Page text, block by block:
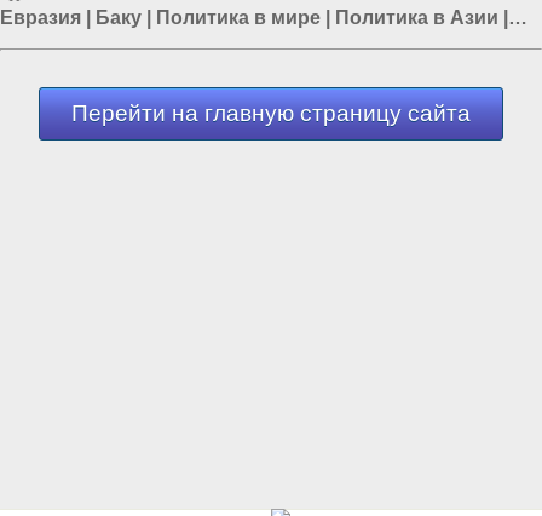
Евразия
Баку Политика в мире Политика в Азии
Мигранты в России
Перейти на главную страницу сайта